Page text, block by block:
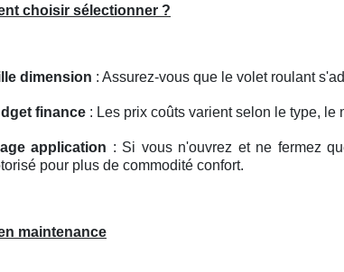
choisir sélectionner ?
dimension : Assurez-vous que le volet roulant
finance : Les prix coûts varient selon le type,
application : Si vous n'ouvrez et ne fermez
pour plus de commodité confort.
maintenance